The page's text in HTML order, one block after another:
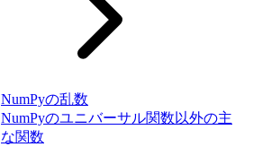
NumPyの乱数
NumPyのユニバーサル関数以外の主
な関数